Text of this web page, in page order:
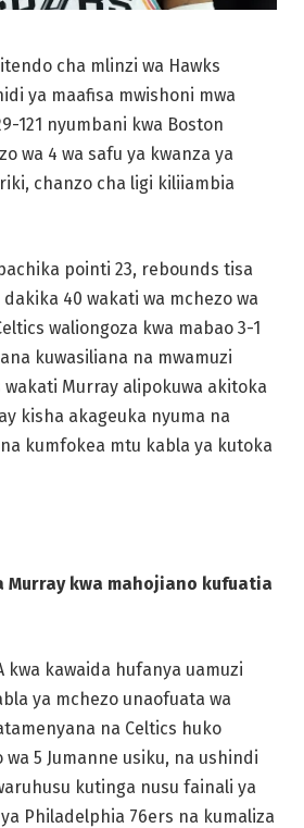
cha mlinzi wa Hawks
ya maafisa mwishoni mwa
121 nyumbani kwa Boston
wa 4 wa safu ya kwanza ya
chanzo cha ligi kiliiambia
pointi 23, rebounds tisa
40 wakati wa mchezo wa
waliongoza kwa mabao 3-1
kuwasiliana na mwamuzi
Murray alipokuwa akitoka
kisha akageuka nyuma na
kumfokea mtu kabla ya kutoka
Murray kwa mahojiano kufuatia
kwa kawaida hufanya uamuzi
ya mchezo unaofuata wa
na Celtics huko
wa 5 Jumanne usiku, na ushindi
kutinga nusu fainali ya
Philadelphia 76ers na kumaliza